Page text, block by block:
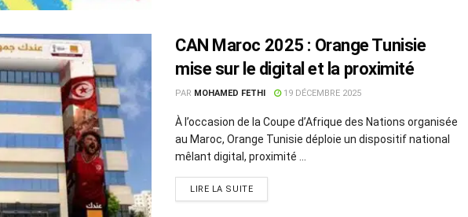
CAN Maroc 2025 : Orange Tunisie
mise sur le digital et la proximité
PAR MOHAMED FETHI 19 DÉCEMBRE 2025
À l’occasion de la Coupe d’Afrique des Nations organisée
au Maroc, Orange Tunisie déploie un dispositif national
mêlant digital, proximité ...
LIRE LA SUITE